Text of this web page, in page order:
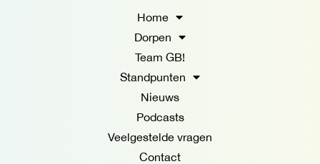
o
o
k
-
f
g
r
m
Home
Dorpen
Team GB!
Standpunten
Nieuws
Podcasts
Veelgestelde vragen
Contact